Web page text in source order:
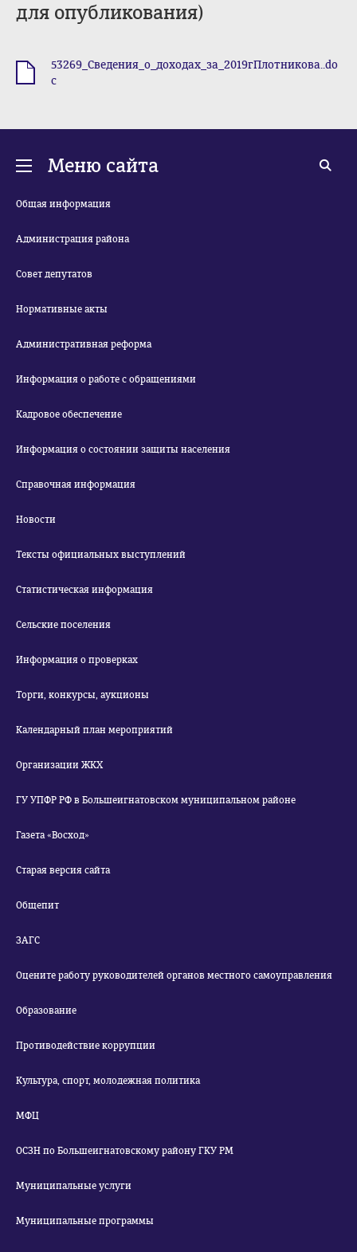
для опубликования)
53269_Сведения_о_доходах_за_2019гПлотникова..do
c
Меню сайта
Общая информация
Администрация района
Совет депутатов
Нормативные акты
Административная реформа
Информация о работе с обращениями
Кадровое обеспечение
Информация о состоянии защиты населения
Справочная информация
Новости
Тексты официальных выступлений
Статистическая информация
Сельские поселения
Информация о проверках
Торги, конкурсы, аукционы
Календарный план мероприятий
Организации ЖКХ
ГУ УПФР РФ в Большеигнатовском муниципальном районе
Газета «Восход»
Старая версия сайта
Общепит
ЗАГС
Оцените работу руководителей органов местного самоуправления
Образование
Противодействие коррупции
Культура, спорт, молодежная политика
МФЦ
ОСЗН по Большеигнатовскому району ГКУ РМ
Муниципальные услуги
Муниципальные программы